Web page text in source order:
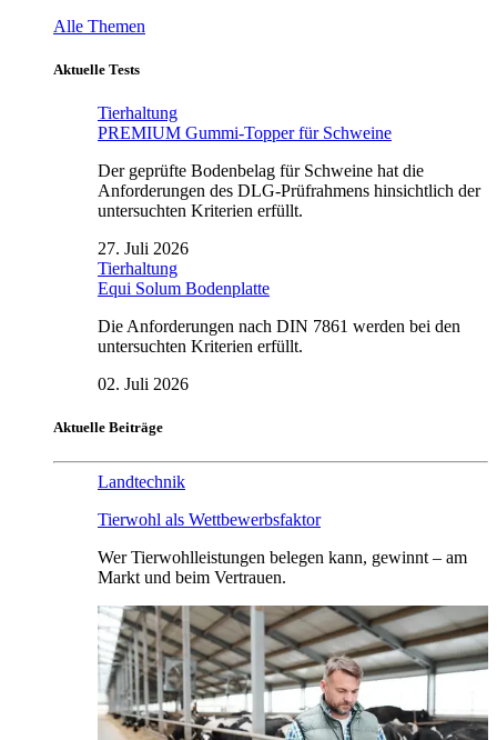
Alle Themen
Aktuelle Tests
Tierhaltung
PREMIUM Gummi-Topper für Schweine
Der geprüfte Bodenbelag für Schweine hat die
Anforderungen des DLG-Prüfrahmens hinsichtlich der
untersuchten Kriterien erfüllt.
27. Juli 2026
Tierhaltung
Equi Solum Bodenplatte
Die Anforderungen nach DIN 7861 werden bei den
untersuchten Kriterien erfüllt.
02. Juli 2026
Aktuelle Beiträge
Landtechnik
Tierwohl als Wettbewerbsfaktor
Wer Tierwohlleistungen belegen kann, gewinnt – am
Markt und beim Vertrauen.